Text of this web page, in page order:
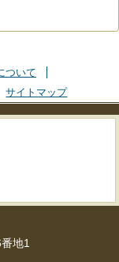
ついて
サイトマップ
地1